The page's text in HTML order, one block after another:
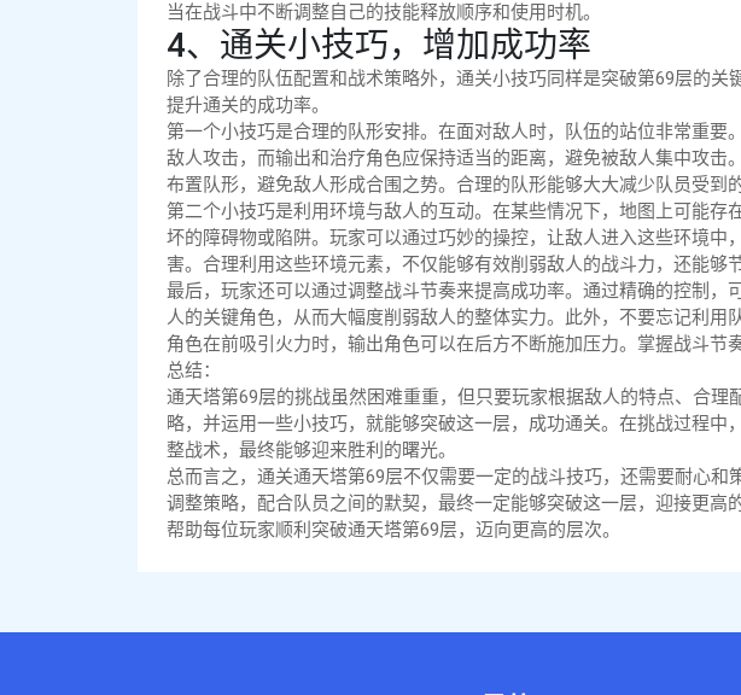
当在战斗中不断调整自己的技能释放顺序和使用时机。
4、通关小技巧，增加成功率
除了合理的队伍配置和战术策略外，通关小技巧同样是突破第69层的关
提升通关的成功率。
第一个小技巧是合理的队形安排。在面对敌人时，队伍的站位非常重要
敌人攻击，而输出和治疗角色应保持适当的距离，避免被敌人集中攻击
布置队形，避免敌人形成合围之势。合理的队形能够大大减少队员受到
第二个小技巧是利用环境与敌人的互动。在某些情况下，地图上可能存
坏的障碍物或陷阱。玩家可以通过巧妙的操控，让敌人进入这些环境中
害。合理利用这些环境元素，不仅能够有效削弱敌人的战斗力，还能够
最后，玩家还可以通过调整战斗节奏来提高成功率。通过精确的控制，
人的关键角色，从而大幅度削弱敌人的整体实力。此外，不要忘记利用
角色在前吸引火力时，输出角色可以在后方不断施加压力。掌握战斗节
总结：
通天塔第69层的挑战虽然困难重重，但只要玩家根据敌人的特点、合理
略，并运用一些小技巧，就能够突破这一层，成功通关。在挑战过程中
整战术，最终能够迎来胜利的曙光。
总而言之，通关通天塔第69层不仅需要一定的战斗技巧，还需要耐心和
调整策略，配合队员之间的默契，最终一定能够突破这一层，迎接更高
帮助每位玩家顺利突破通天塔第69层，迈向更高的层次。